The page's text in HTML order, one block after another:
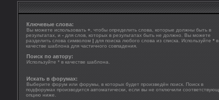
Ключевые слова:
Вы можете использовать + , чтобы определить слова, которые должны быть в
результатах, и - для слов, которых в результатах быть не должно. Вы можете
разделить слова символом | для поиска любого слова из списка. Используйте * в
качестве шаблона для частичного совпадения.
Поиск по автору:
Используйте * в качестве шаблона.
Искать в форумах:
Выберите форум или форумы, в которых будет произведён поиск. Поиск в
подфорумах производится автоматически, если вы не отключили
опцию ниже.